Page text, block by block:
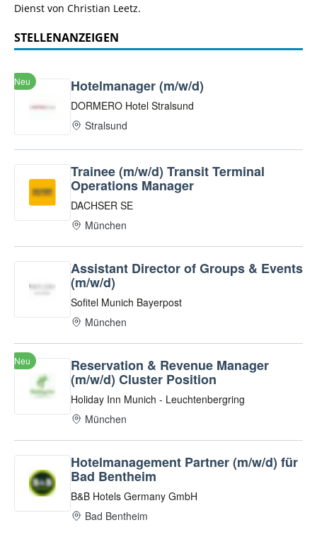
Dienst von Christian Leetz.
STELLENANZEIGEN